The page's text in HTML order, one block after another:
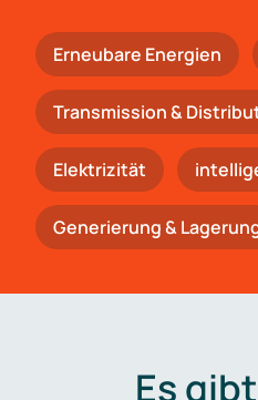
Erneubare Energien
Trans­mis­si­on &
Elektrizität
Generierung &
Es